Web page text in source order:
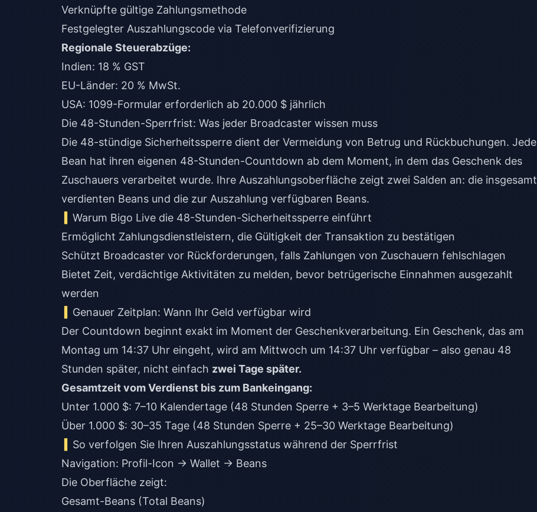
Verknüpfte gültige Zahlungsmethode
Festgelegter Auszahlungscode via Telefonverifizierung
Regionale Steuerabzüge:
Indien: 18 % GST
EU-Länder: 20 % MwSt.
USA: 1099-Formular erforderlich ab 20.000 $ jährlich
Die 48-Stunden-Sperrfrist: Was jeder Broadcaster wissen muss
Die 48-stündige Sicherheitssperre dient der Vermeidung von Betrug und Rückbuchungen. Jede
Bean hat ihren eigenen 48-Stunden-Countdown ab dem Moment, in dem das Geschenk des
Zuschauers verarbeitet wurde. Ihre Auszahlungsoberfläche zeigt zwei Salden an: die insgesamt
verdienten Beans und die zur Auszahlung verfügbaren Beans.
Warum Bigo Live die 48-Stunden-Sicherheitssperre einführt
Ermöglicht Zahlungsdienstleistern, die Gültigkeit der Transaktion zu bestätigen
Schützt Broadcaster vor Rückforderungen, falls Zahlungen von Zuschauern fehlschlagen
Bietet Zeit, verdächtige Aktivitäten zu melden, bevor betrügerische Einnahmen ausgezahlt
werden
Genauer Zeitplan: Wann Ihr Geld verfügbar wird
Der Countdown beginnt exakt im Moment der Geschenkverarbeitung. Ein Geschenk, das am
Montag um 14:37 Uhr eingeht, wird am Mittwoch um 14:37 Uhr verfügbar – also genau 48
Stunden später, nicht einfach zwei Tage später.
Gesamtzeit vom Verdienst bis zum Bankeingang:
Unter 1.000 $: 7–10 Kalendertage (48 Stunden Sperre + 3–5 Werktage Bearbeitung)
Über 1.000 $: 30–35 Tage (48 Stunden Sperre + 25–30 Werktage Bearbeitung)
So verfolgen Sie Ihren Auszahlungsstatus während der Sperrfrist
Navigation: Profil-Icon → Wallet → Beans
Die Oberfläche zeigt:
Gesamt-Beans (Total Beans)